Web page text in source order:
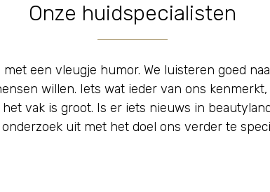
Onze huidspecialisten
met een vleugje humor. We luisteren goed
willen. Iets wat ieder van ons kenmerkt,
vak is groot. Is er iets nieuws in
uit met het doel ons verder te